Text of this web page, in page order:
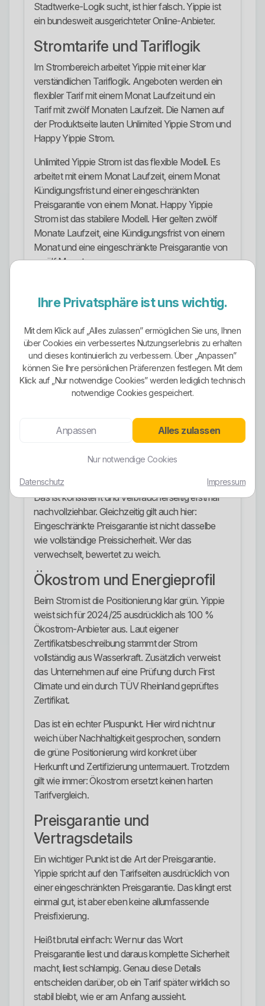
Stadtwerke-Logik sucht, ist hier falsch. Yippie ist
ein bundesweit ausgerichteter Online-Anbieter.
Stromtarife und Tariflogik
Im Strombereich arbeitet Yippie mit einer klar
verständlichen Tariflogik. Angeboten werden ein
flexibler Tarif mit einem Monat Laufzeit und ein
Tarif mit zwölf Monaten Laufzeit. Die Namen auf
der Produktseite lauten Unlimited Yippie Strom und
Happy Yippie Strom.
Unlimited Yippie Strom ist das flexible Modell. Es
arbeitet mit einem Monat Laufzeit, einem Monat
Kündigungsfrist und einer eingeschränkten
Preisgarantie von einem Monat. Happy Yippie
Strom ist das stabilere Modell. Hier gelten zwölf
Monate Laufzeit, eine Kündigungsfrist von einem
Monat und eine eingeschränkte Preisgarantie von
zwölf Monaten.
ist leicht zu verstehen: kurz und flexibel oder länger
und planbarer. Genau so sollte ein Anbieter seine
Tarifwelt aufziehen. Trotzdem bleibt auch hier die
Pflicht, den tatsächlichen Preis hart zu prüfen.
Gas und Vertragsmodell
Auch im Gasbereich folgt Yippie derselben
Monat Laufzeit und einen Tarif mit zwölf Monaten
Laufzeit. Die Produktseite führt diese Modelle
ebenfalls mit einer eingeschränkten Preisgarantie
und nur einem Monat Kündigungsfrist nach Ende
Das ist konsistent und verbraucherseitig erstmal
nachvollziehbar. Gleichzeitig gilt auch hier:
Eingeschränkte Preisgarantie ist nicht dasselbe
wie vollständige Preissicherheit. Wer das
verwechselt, bewertet zu weich.
Ökostrom und Energieprofil
Beim Strom ist die Positionierung klar grün. Yippie
weist sich für 2024/25 ausdrücklich als 100 %
Ökostrom-Anbieter aus. Laut eigener
Zertifikatsbeschreibung stammt der Strom
vollständig aus Wasserkraft. Zusätzlich verweist
das Unternehmen auf eine Prüfung durch First
Climate und ein durch TÜV Rheinland geprüftes
Zertifikat.
Das ist ein echter Pluspunkt. Hier wird nicht nur
weich über Nachhaltigkeit gesprochen, sondern
die grüne Positionierung wird konkret über
Herkunft und Zertifizierung untermauert. Trotzdem
gilt wie immer: Ökostrom ersetzt keinen harten
Tarifvergleich.
Preisgarantie und
Vertragsdetails
Ein wichtiger Punkt ist die Art der Preisgarantie.
Yippie spricht auf den Tarifseiten ausdrücklich von
einer eingeschränkten Preisgarantie. Das klingt erst
einmal gut, ist aber eben keine allumfassende
Preisfixierung.
Heißt brutal einfach: Wer nur das Wort
Preisgarantie liest und daraus komplette Sicherheit
macht, liest schlampig. Genau diese Details
entscheiden darüber, ob ein Tarif später wirklich so
stabil bleibt, wie er am Anfang aussieht.
Ihre Privatsphäre ist uns wichtig.
Mit dem Klick auf „Alles zulassen” ermöglichen Sie uns, Ihnen
über Cookies ein verbessertes Nutzungserlebnis zu erhalten
und dieses kontinuierlich zu verbessern. Über „Anpassen”
können Sie Ihre persönlichen Präferenzen festlegen. Mit dem
Klick auf „Nur notwendige Cookies” werden lediglich technisch
notwendige Cookies gespeichert.
Anpassen Alles zulassen
Nur notwendige Cookies
Datenschutz Impressum